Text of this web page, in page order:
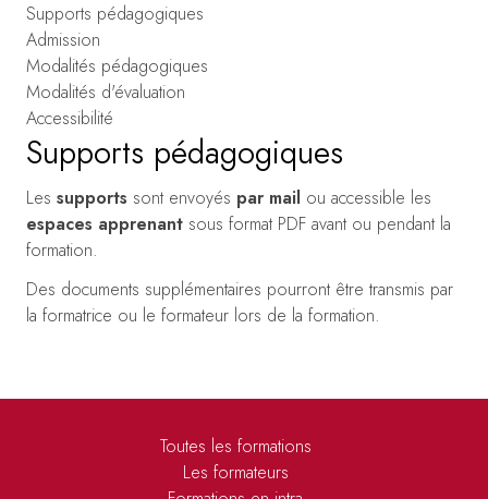
Supports pédagogiques
Admission
Modalités pédagogiques
Modalités d'évaluation
Accessibilité
Supports pédagogiques
Les supports sont envoyés par mail ou accessible les
espaces apprenant sous format PDF avant ou pendant la
formation.
Des documents supplémentaires pourront être transmis par
la formatrice ou le formateur lors de la formation.
Toutes les formations
Les formateurs